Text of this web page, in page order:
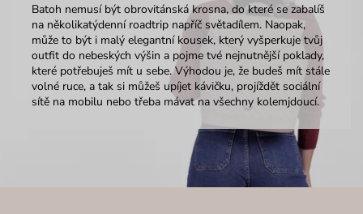
Batoh nemusí být obrovitánská krosna, do které se zabalíš
na několikatýdenní roadtrip napříč světadílem. Naopak,
může to být i malý elegantní kousek, který vyšperkuje tvůj
outfit do nebeských výšin a pojme tvé nejnutnější poklady,
které potřebuješ mít u sebe. Výhodou je, že budeš mít stále
volné ruce, a tak si můžeš upíjet kávičku, projíždět sociální
sítě na mobilu nebo třeba mávat na všechny kolemjdoucí.